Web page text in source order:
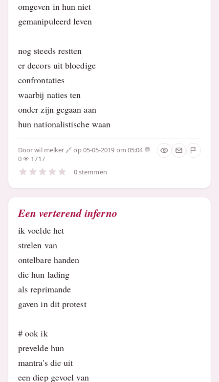
omgeven in hun niet
gemanipuleerd leven
nog steeds restten
er decors uit bloedige
confrontaties
waarbij naties ten
onder zijn gegaan aan
hun nationalistische waan
Doorwil melker
op 05-05-2019 om 05:04
0
1717
0 stemmen
Een verterend inferno
ik voelde het
strelen van
ontelbare handen
die hun lading
als reprimande
gaven in dit protest
# ook ik
prevelde hun
mantra's die uit
een diep gevoel van